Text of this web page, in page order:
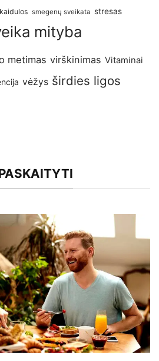
smegenų sveikata stresas
mityba
metimas virškinimas Vitaminai
vėžys širdies ligos